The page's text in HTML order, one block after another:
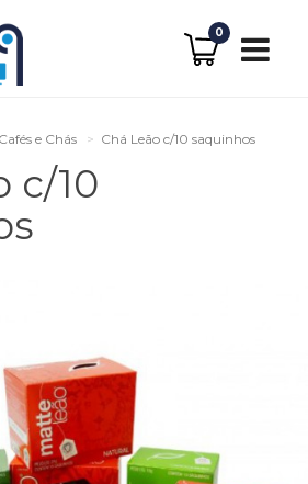
0
Cafés e Chás Chá Leão c/10 saquinhos
c/10